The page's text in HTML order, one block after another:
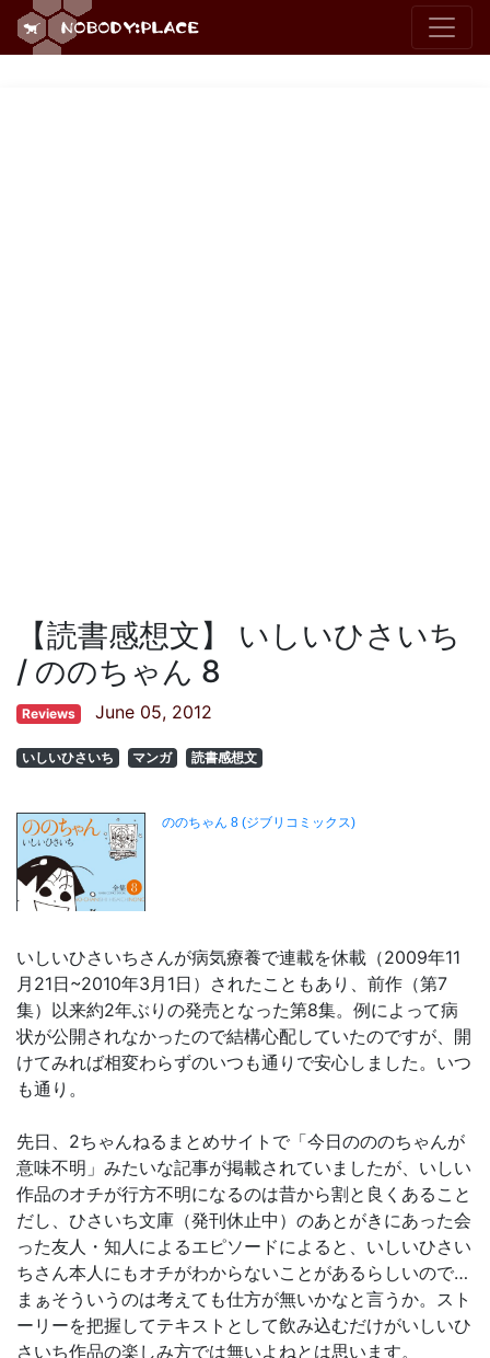
【読書感想文】 いしいひさいち
/ ののちゃん 8
Reviews June 05, 2012
いしいひさいち マンガ 読書感想文
いしいひさいちさんが病気療養で連載を休載（2009年11
月21日~2010年3月1日）されたこともあり、前作（第7
集）以来約2年ぶりの発売となった第8集。例によって病
状が公開されなかったので結構心配していたのですが、開
けてみれば相変わらずのいつも通りで安心しました。いつ
も通り。
先日、2ちゃんねるまとめサイトで「今日のののちゃんが
意味不明」みたいな記事が掲載されていましたが、いしい
作品のオチが行方不明になるのは昔から割と良くあること
だし、ひさいち文庫（発刊休止中）のあとがきにあった会
った友人・知人によるエピソードによると、いしいひさい
ちさん本人にもオチがわからないことがあるらしいので…
まぁそういうのは考えても仕方が無いかなと言うか。スト
ーリーを把握してテキストとして飲み込むだけがいしいひ
さいち作品の楽しみ方では無いよねとは思います。